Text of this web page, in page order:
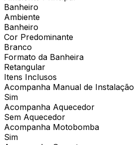
Banheiro
Ambiente
Banheiro
Cor Predominante
Branco
Formato da Banheira
Retangular
Itens Inclusos
Acompanha Manual de Instalação
Sim
Acompanha Aquecedor
Sem Aquecedor
Acompanha Motobomba
Sim